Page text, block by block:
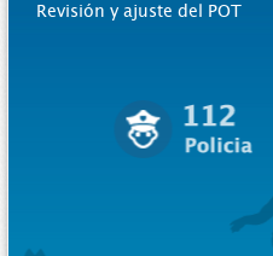
Revisión y ajuste del POT